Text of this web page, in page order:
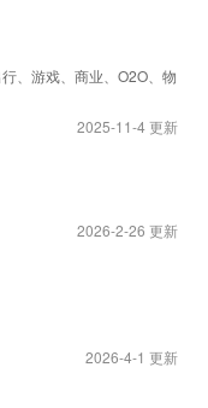
、游戏、商业、O2O、物
2025-11-4 更新
2026-2-26 更新
2026-4-1 更新